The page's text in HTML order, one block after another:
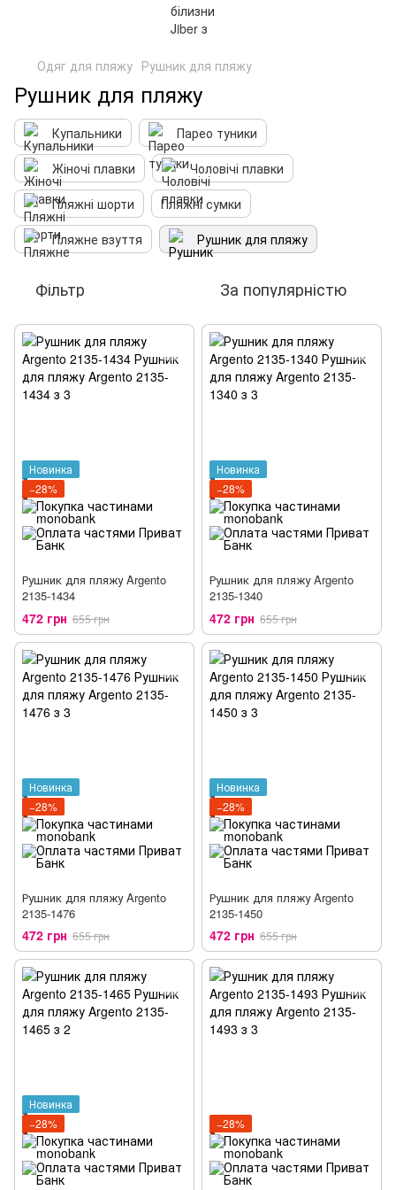
Одяг для пляжу Рушник для пляжу
Рушник для пляжу
Купальники
Парео туники
Жіночі плавки
Чоловічі плавки
Пляжні шорти
Пляжні сумки
Пляжне взуття
Рушник для пляжу
Фільтр За популярністю
Новинка
−28%
Рушник для пляжу Argento
2135-1434
472 грн 655 грн
Новинка
−28%
Рушник для пляжу Argento
2135-1340
472 грн 655 грн
Новинка
−28%
Рушник для пляжу Argento
2135-1476
472 грн 655 грн
Новинка
−28%
Рушник для пляжу Argento
2135-1450
472 грн 655 грн
Новинка
−28%
−28%